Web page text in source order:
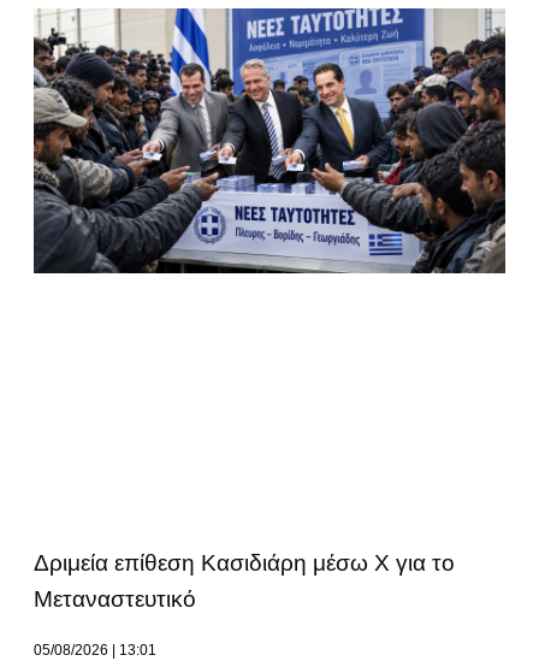
Δριμεία επίθεση Κασιδιάρη μέσω Χ για το
Μεταναστευτικό
05/08/2026 13:01